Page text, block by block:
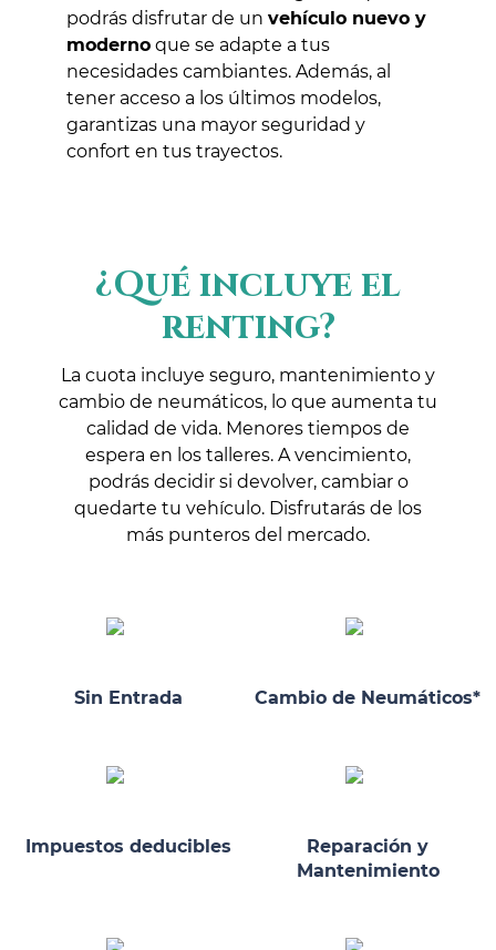
podrás disfrutar de un vehículo nuevo y
moderno que se adapte a tus
necesidades cambiantes. Además, al
tener acceso a los últimos modelos,
garantizas una mayor seguridad y
confort en tus trayectos.
¿Qué incluye el
renting?
La cuota incluye seguro, mantenimiento y
cambio de neumáticos, lo que aumenta tu
calidad de vida. Menores tiempos de
espera en los talleres. A vencimiento,
podrás decidir si devolver, cambiar o
quedarte tu vehículo. Disfrutarás de los
más punteros del mercado.
Sin Entrada Cambio de Neumáticos*
Impuestos deducibles
Reparación y
Mantenimiento